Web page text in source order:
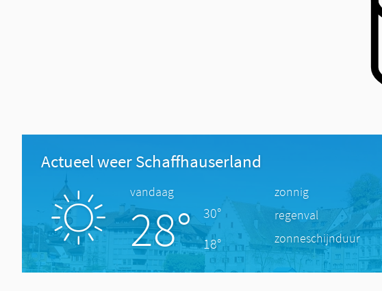
Actueel weer Schaffhauserland
vandaag
28°
30°
18°
zonnig
regenval
zonneschijnduur